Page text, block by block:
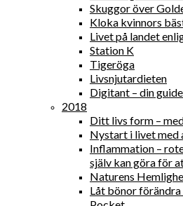
Skuggor över
Kloka kvinnors
Livet på landet
Station K
Tigeröga
Livsnjutardieten
Digitant – din
2018
Ditt livs form –
Nystart i livet med
Inflammation –
själv kan göra för
Naturens
Låt bönor